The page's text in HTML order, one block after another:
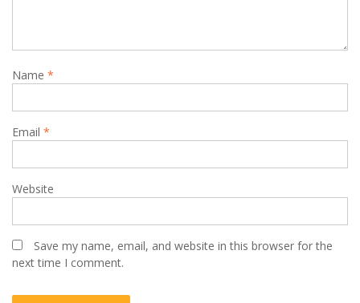
Name *
Email *
Website
Save my name, email, and website in this browser for the
next time I comment.